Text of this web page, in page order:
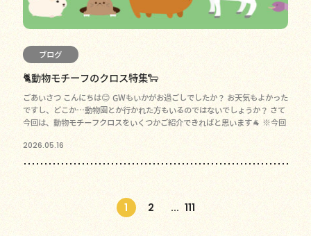
ブログ
🐈動物モチーフのクロス特集🐑
ごあいさつ こんにちは😊 GWもいかがお過ごしでしたか？ お天気もよかった
ですし、どこか…動物園とか行かれた方もいるのではないでしょうか？ さて
今回は、動物モチーフクロスをいくつかご紹介できればと思います🐐 ※今回
2026.05.16
1 2 ... 111